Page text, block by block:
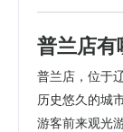
普兰店有
普兰店，位于
历史悠久的城
游客前来观光